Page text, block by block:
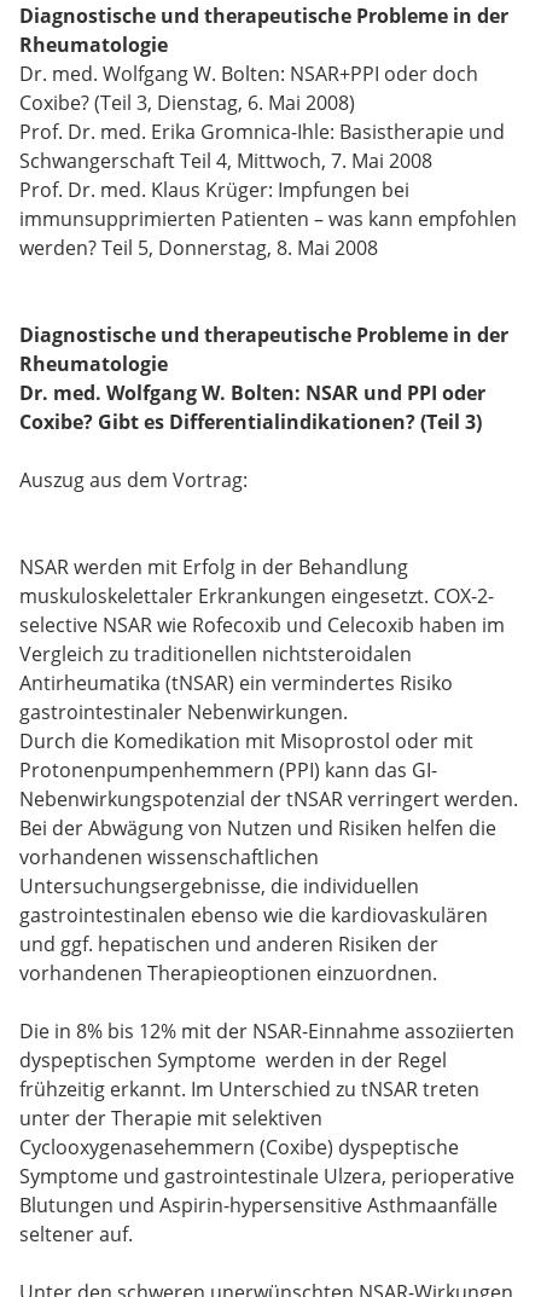
Diagnostische und therapeutische Probleme in der
Rheumatologie
Dr. med. Wolfgang W. Bolten: NSAR+PPI oder doch
Coxibe? (Teil 3, Dienstag, 6. Mai 2008)
Prof. Dr. med. Erika Gromnica-Ihle: Basistherapie und
Schwangerschaft Teil 4, Mittwoch, 7. Mai 2008
Prof. Dr. med. Klaus Krüger: Impfungen bei
immunsupprimierten Patienten – was kann empfohlen
werden? Teil 5, Donnerstag, 8. Mai 2008
Diagnostische und therapeutische Probleme in der
Rheumatologie
Dr. med. Wolfgang W. Bolten: NSAR und PPI oder
Coxibe? Gibt es Differentialindikationen? (Teil 3)
Auszug aus dem Vortrag:
NSAR werden mit Erfolg in der Behandlung
muskuloskelettaler Erkrankungen eingesetzt. COX-2-
selective NSAR wie Rofecoxib und Celecoxib haben im
Vergleich zu traditionellen nichtsteroidalen
Antirheumatika (tNSAR) ein vermindertes Risiko
gastrointestinaler Nebenwirkungen.
Durch die Komedikation mit Misoprostol oder mit
Protonenpumpenhemmern (PPI) kann das GI-
Nebenwirkungspotenzial der tNSAR verringert werden.
Bei der Abwägung von Nutzen und Risiken helfen die
vorhandenen wissenschaftlichen
Untersuchungsergebnisse, die individuellen
gastrointestinalen ebenso wie die kardiovaskulären
und ggf. hepatischen und anderen Risiken der
vorhandenen Therapieoptionen einzuordnen.
Die in 8% bis 12% mit der NSAR-Einnahme assoziierten
dyspeptischen Symptome werden in der Regel
frühzeitig erkannt. Im Unterschied zu tNSAR treten
unter der Therapie mit selektiven
Cyclooxygenasehemmern (Coxibe) dyspeptische
Symptome und gastrointestinale Ulzera, perioperative
Blutungen und Aspirin-hypersensitive Asthmaanfälle
seltener auf.